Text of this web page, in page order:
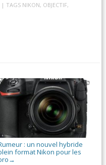
| TAGS NIKON, OBJECTIF,
: un nouvel hybride
format Nikon pour les
→